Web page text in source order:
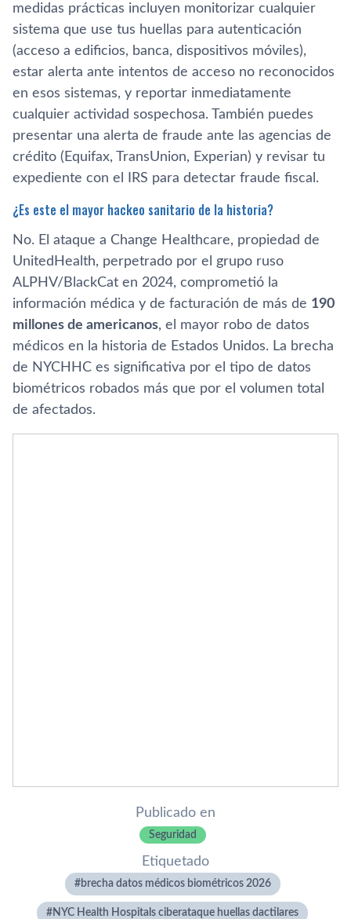
medidas prácticas incluyen monitorizar cualquier
sistema que use tus huellas para autenticación
(acceso a edificios, banca, dispositivos móviles),
estar alerta ante intentos de acceso no reconocidos
en esos sistemas, y reportar inmediatamente
cualquier actividad sospechosa. También puedes
presentar una alerta de fraude ante las agencias de
crédito (Equifax, TransUnion, Experian) y revisar tu
expediente con el IRS para detectar fraude fiscal.
¿Es este el mayor hackeo sanitario de la historia?
No. El ataque a Change Healthcare, propiedad de
UnitedHealth, perpetrado por el grupo ruso
ALPHV/BlackCat en 2024, comprometió la
información médica y de facturación de más de 190
millones de americanos, el mayor robo de datos
médicos en la historia de Estados Unidos. La brecha
de NYCHHC es significativa por el tipo de datos
biométricos robados más que por el volumen total
de afectados.
Publicado en
Seguridad
Etiquetado
brecha datos médicos biométricos 2026
NYC Health Hospitals ciberataque huellas dactilares